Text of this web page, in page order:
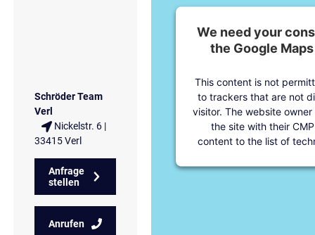
Schröder Team
Verl
Nickelstr. 6 |
33415 Verl
Anfrage
stellen
Anrufen
We need your
the Google
This content is not
to trackers that are not
visitor. The website
the site with their
content to the list of